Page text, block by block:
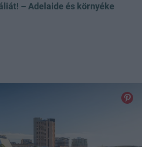
– Adelaide és környéke